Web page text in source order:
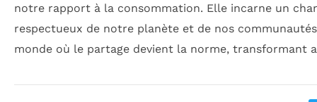
notre rapport à la consommation. Elle incarne un
respectueux de notre planète et de nos
monde où le partage devient la norme, transformant